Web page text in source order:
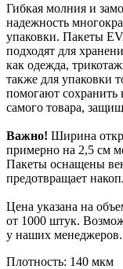
Гибкая молния и
надежность
упаковки. Пакеты
подходят для
как одежда,
также для упаковки
помогают сохранить
самого товара,
Важно! Ширина
примерно на 2,5 см
Пакеты оснащены
предотвращает
Цена указана на
от 1000 штук.
у наших менеджеров.
Плотность: 140 мкм